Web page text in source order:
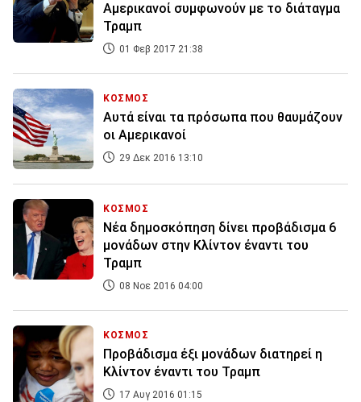
Αμερικανοί συμφωνούν με το διάταγμα
Τραμπ
01 Φεβ 2017 21:38
ΚΟΣΜΟΣ
Αυτά είναι τα πρόσωπα που θαυμάζουν
οι Αμερικανοί
29 Δεκ 2016 13:10
ΚΟΣΜΟΣ
Νέα δημοσκόπηση δίνει προβάδισμα 6
μονάδων στην Κλίντον έναντι του
Τραμπ
08 Νοε 2016 04:00
ΚΟΣΜΟΣ
Προβάδισμα έξι μονάδων διατηρεί η
Κλίντον έναντι του Τραμπ
17 Αυγ 2016 01:15